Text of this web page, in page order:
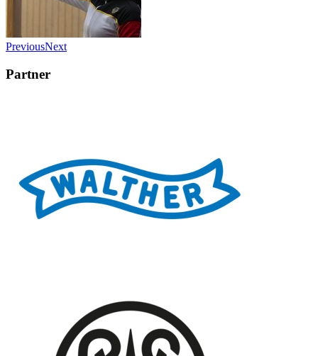
PreviousNext
Partner